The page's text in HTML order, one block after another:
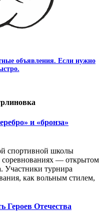
объявления. Если нужно
и «бронза»
спортивной школы
— открытом
Участники турнира
как вольным стилем,
Героев Отечества